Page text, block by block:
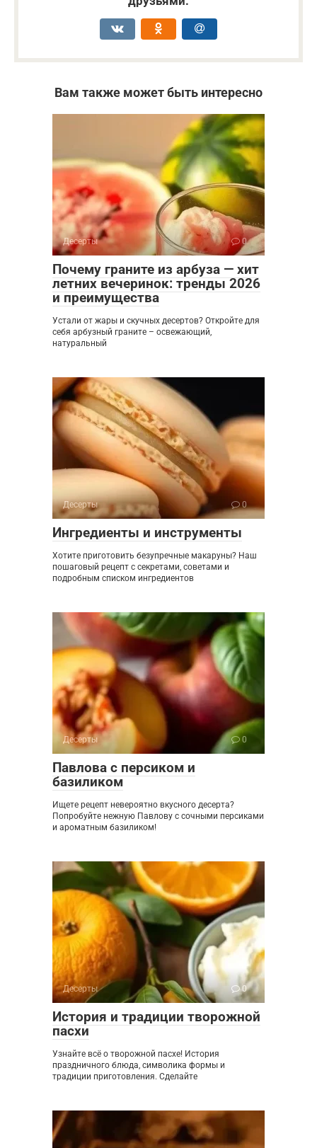
Вам также может быть интересно
Десерты 0
Почему граните из арбуза — хит
летних вечеринок: тренды 2026
и преимущества
Устали от жары и скучных десертов? Откройте для
себя арбузный граните – освежающий,
натуральный
Десерты 0
Ингредиенты и инструменты
Хотите приготовить безупречные макаруны? Наш
пошаговый рецепт с секретами, советами и
подробным списком ингредиентов
Десерты 0
Павлова с персиком и
базиликом
Ищете рецепт невероятно вкусного десерта?
Попробуйте нежную Павлову с сочными персиками
и ароматным базиликом!
Десерты 0
История и традиции творожной
пасхи
Узнайте всё о творожной пасхе! История
праздничного блюда, символика формы и
традиции приготовления. Сделайте